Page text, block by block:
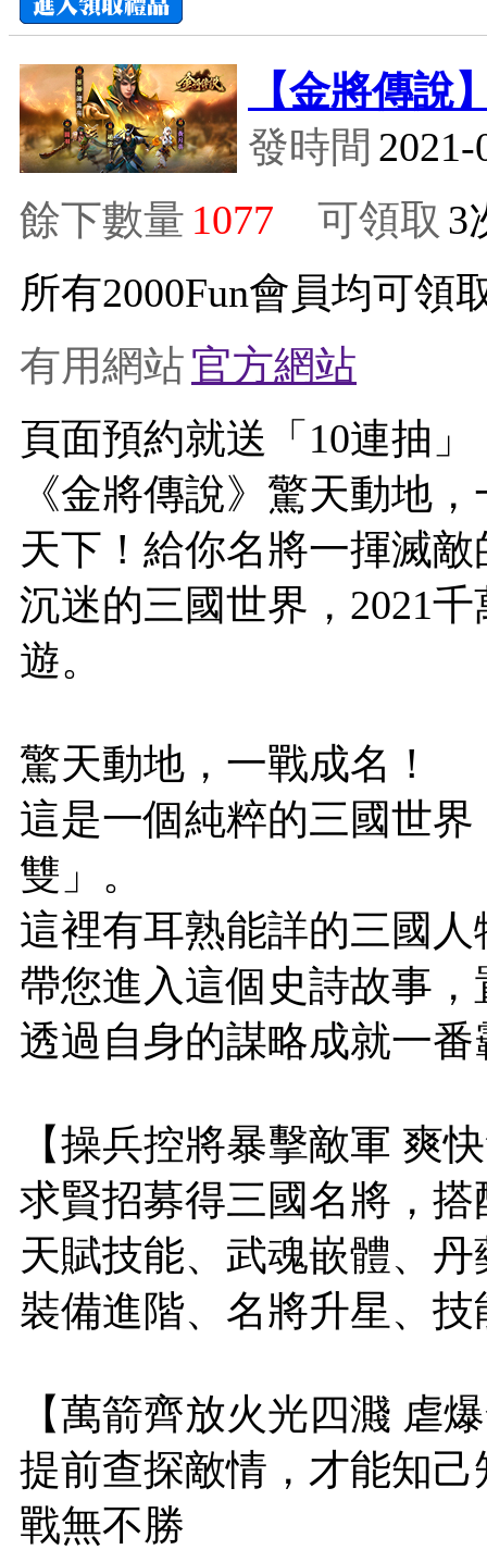
【金將傳說
發時間
餘下數量 1077 可領取
所有2000Fun會員均可領
有用網站官方網站
頁面預約就送「10連抽
《金將傳說》驚天動地
天下！給你名將一揮滅
沉迷的三國世界，2021
遊。
驚天動地，一戰成名！
這是一個純粹的三國世
雙」。
這裡有耳熟能詳的三國
帶您進入這個史詩故事
透過自身的謀略成就一番
【操兵控將暴擊敵軍 爽
求賢招募得三國名將，
天賦技能、武魂嵌體、
裝備進階、名將升星、
【萬箭齊放火光四濺 虐
提前查探敵情，才能知
戰無不勝